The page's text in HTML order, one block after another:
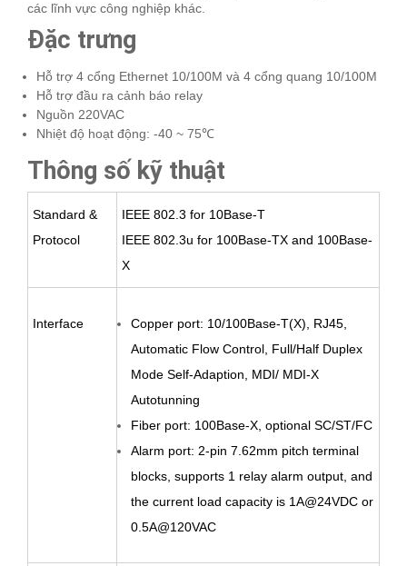
các lĩnh vực công nghiệp khác.
Đặc trưng
Hỗ trợ 4 cổng Ethernet 10/100M và 4 cổng quang 10/100M
Hỗ trợ đầu ra cảnh báo relay
Nguồn 220VAC
Nhiệt độ hoạt động: -40 ~ 75℃
Thông số kỹ thuật
Standard &
Protocol
IEEE 802.3 for 10Base-T
IEEE 802.3u for 100Base-TX and 100Base-
X
Interface
Copper port: 10/100Base-T(X), RJ45,
Automatic Flow Control, Full/Half Duplex
Mode Self-Adaption, MDI/ MDI-X
Autotunning
Fiber port: 100Base-X, optional SC/ST/FC
Alarm port: 2-pin 7.62mm pitch terminal
blocks, supports 1 relay alarm output, and
the current load capacity is 1A@24VDC or
0.5A@120VAC